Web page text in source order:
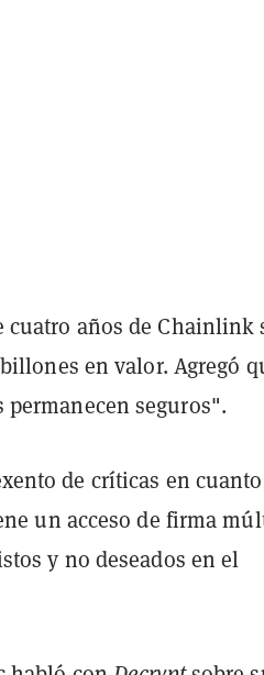
años de Chainlink
en valor. Agregó
seguros".
de críticas en
un acceso de firma
y no deseados en el